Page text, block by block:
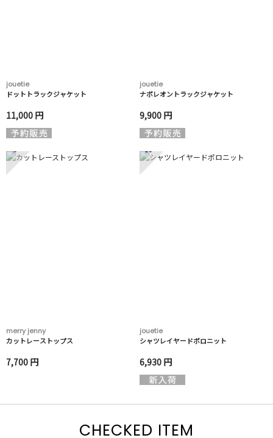
jouetie
ドットトラックジャケット
11,000 円
jouetie
ナポレオントラックジャケット
9,900 円
9
merry jenny
カットレーストップス
7,700 円
10
jouetie
シャツレイヤードポロニット
6,930 円
CHECKED ITEM